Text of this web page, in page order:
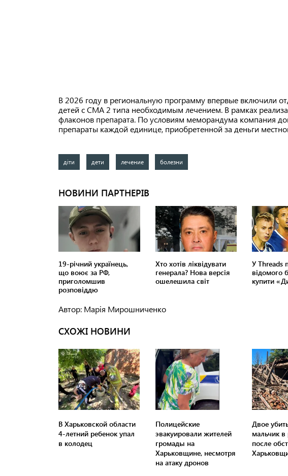
В 2026 году в региональную программу впервые включили
детей с СМА 2 типа необходимым лечением. В рамках
флаконов препарата. По условиям меморандума компания
препараты каждой единице, приобретенной за деньги
діти дети лечение болезни
Автор: Марія Мирошниченко
СХОЖІ НОВИНИ
В Харьковской области
4-летний ребенок упал
в колодец
Полицейские
эвакуировали жителей
громады на
Харьковщине, несмотря
на атаку дронов
Двое
мальчик
после